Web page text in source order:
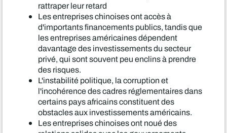
rattraper leur retard
Les entreprises chinoises ont accès à
d'importants financements publics, tandis que
les entreprises américaines dépendent
davantage des investissements du secteur
privé, qui sont souvent peu enclins à prendre
des risques.
L'instabilité politique, la corruption et
l'incohérence des cadres réglementaires dans
certains pays africains constituent des
obstacles aux investissements américains.
Les entreprises chinoises ont noué des